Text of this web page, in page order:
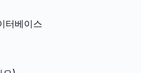
터베이스